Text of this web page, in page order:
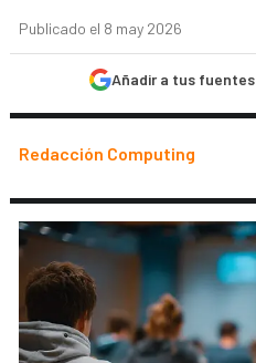
Publicado el 8 may 2026
Añadir a tus
Redacción Computing